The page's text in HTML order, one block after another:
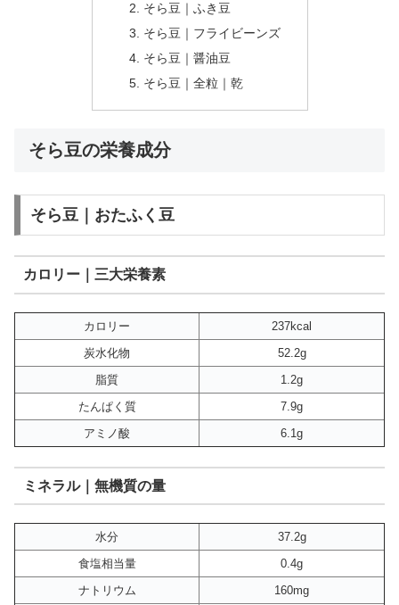
そら豆｜ふき豆
そら豆｜フライビーンズ
そら豆｜醤油豆
そら豆｜全粒｜乾
そら豆の栄養成分
そら豆｜おたふく豆
カロリー｜三大栄養素
カロリー
237kcal
炭水化物
52.2g
脂質
1.2g
たんぱく質
7.9g
アミノ酸
6.1g
ミネラル｜無機質の量
水分
37.2g
食塩相当量
0.4g
ナトリウム
160mg